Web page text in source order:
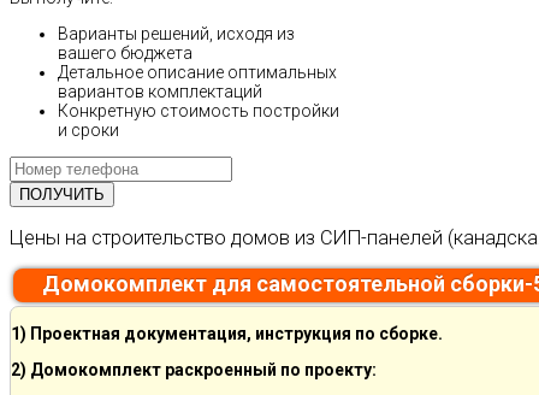
Варианты решений, исходя из
вашего бюджета
Детальное описание оптимальных
вариантов комплектаций
Конкретную стоимость постройки
и сроки
Цены на строительство домов из СИП-панелей
Домокомплект для самостоятельной
1) Проектная документация, инструкция по сборке.
2) Домокомплект раскроенный по проекту: